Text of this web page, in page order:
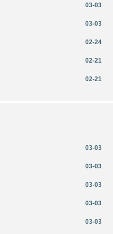
03-03
03-03
02-24
02-21
02-21
03-03
03-03
03-03
03-03
03-03